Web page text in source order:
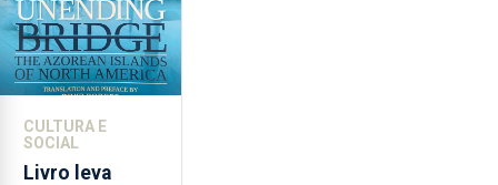
CULTURA E
SOCIAL
Livro leva